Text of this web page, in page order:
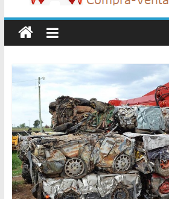
Chatarreros
–
Precio
de
Chatarra
Directorio
de